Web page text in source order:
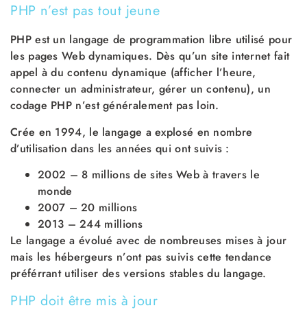
PHP n’est pas tout jeune
PHP est un langage de programmation libre utilisé pour
les pages Web dynamiques. Dès qu’un site internet fait
appel à du contenu dynamique (afficher l’heure,
connecter un administrateur, gérer un contenu), un
codage PHP n’est généralement pas loin.
Crée en 1994, le langage a explosé en nombre
d’utilisation dans les années qui ont suivis :
2002 – 8 millions de sites Web à travers le
monde
2007 – 20 millions
2013 – 244 millions
Le langage a évolué avec de nombreuses mises à jour
mais les hébergeurs n’ont pas suivis cette tendance
préférrant utiliser des versions stables du langage.
PHP doit être mis à jour